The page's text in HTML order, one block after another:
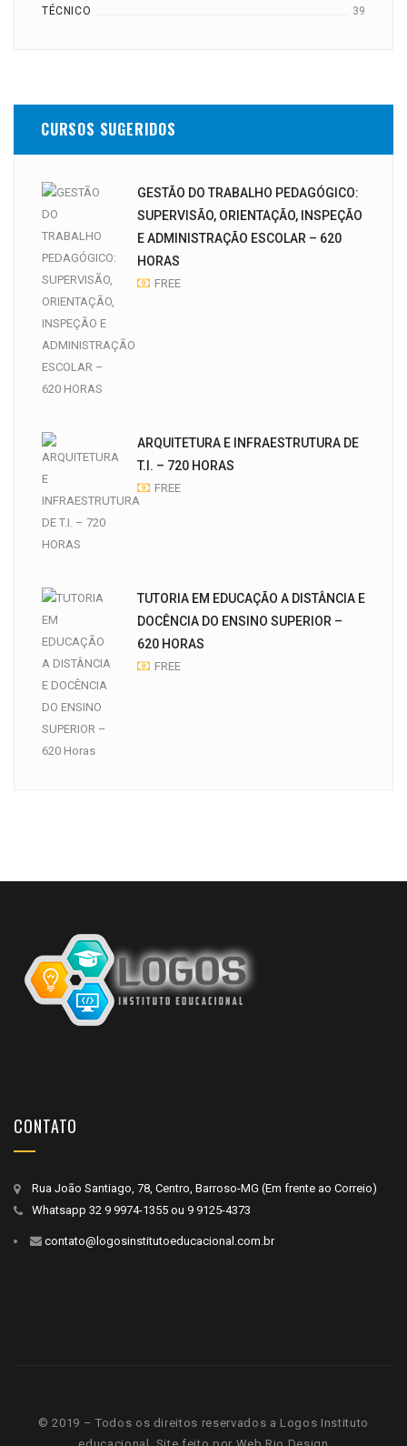
TÉCNICO 39
CURSOS SUGERIDOS
GESTÃO DO TRABALHO PEDAGÓGICO:
SUPERVISÃO, ORIENTAÇÃO, INSPEÇÃO
E ADMINISTRAÇÃO ESCOLAR – 620
HORAS
FREE
ARQUITETURA E INFRAESTRUTURA DE
T.I. – 720 HORAS
FREE
TUTORIA EM EDUCAÇÃO A DISTÂNCIA E
DOCÊNCIA DO ENSINO SUPERIOR –
620 HORAS
FREE
CONTATO
Rua João Santiago, 78, Centro, Barroso-MG (Em frente ao Correio)
Whatsapp 32 9 9974-1355 ou 9 9125-4373
contato@logosinstitutoeducacional.com.br
© 2019 – Todos os direitos reservados a Logos Instituto